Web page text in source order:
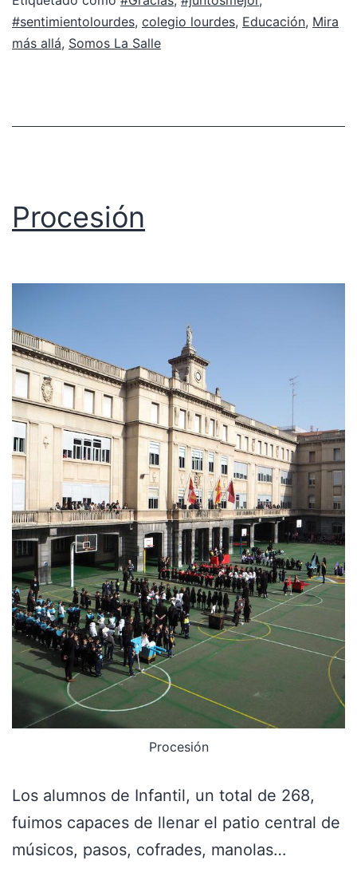
#sentimientolourdes, colegio lourdes, Educación, Mira
más allá, Somos La Salle
Procesión
Procesión
Los alumnos de Infantil, un total de 268,
fuimos capaces de llenar el patio central de
músicos, pasos, cofrades, manolas…